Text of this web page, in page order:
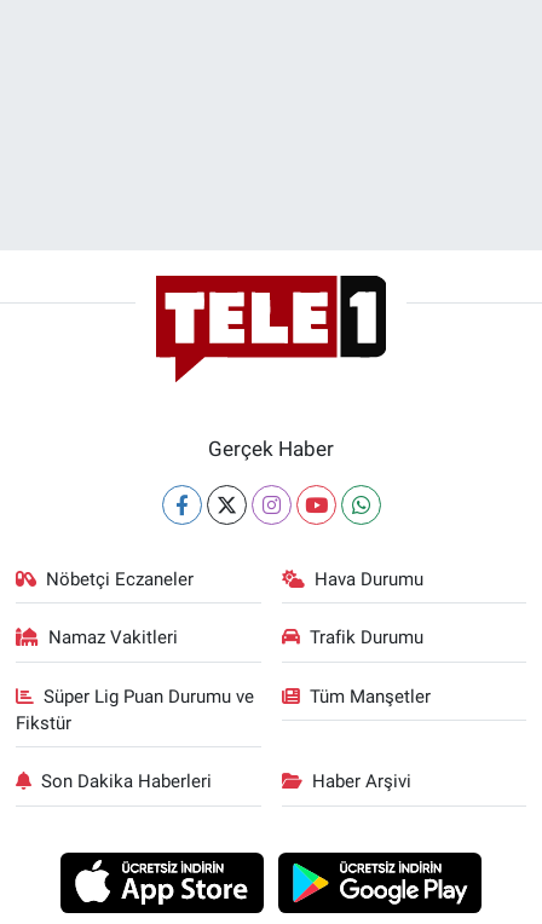
Gerçek Haber
Nöbetçi Eczaneler Hava Durumu
Namaz Vakitleri Trafik Durumu
Süper Lig Puan Durumu ve
Fikstür
Tüm Manşetler
Son Dakika Haberleri Haber Arşivi